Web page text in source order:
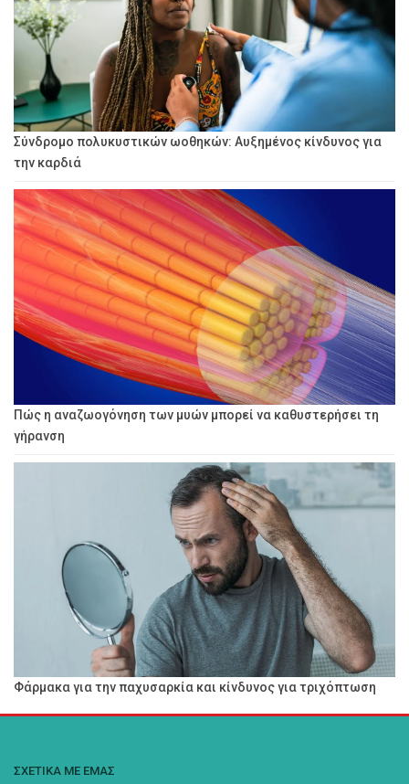
Σύνδρομο πολυκυστικών ωοθηκών: Αυξημένος κίνδυνος για
την καρδιά
Πώς η αναζωογόνηση των μυών μπορεί να καθυστερήσει τη
γήρανση
Φάρμακα για την παχυσαρκία και κίνδυνος για τριχόπτωση
ΣΧΕΤΙΚΑ ΜΕ ΕΜΑΣ